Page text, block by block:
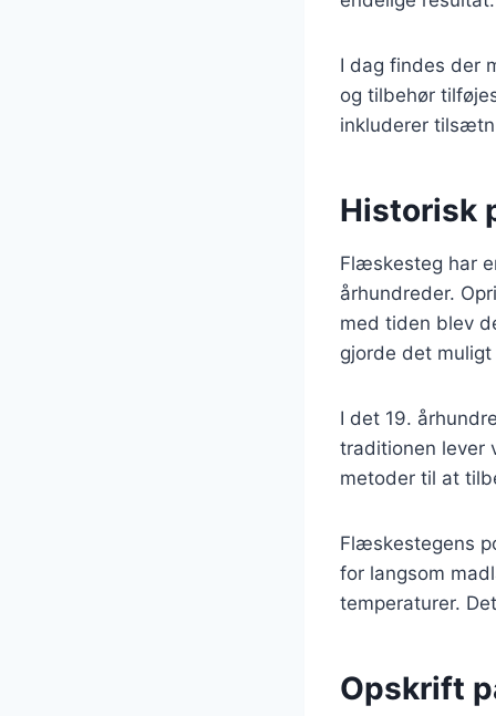
I dag findes der
og tilbehør
inkluderer
Historisk
Flæskesteg har
århundreder.
med tiden blev
gjorde det
I det 19.
traditionen lever
metoder til at
Flæskestegens
for langsom
temperaturer.
Opskrift